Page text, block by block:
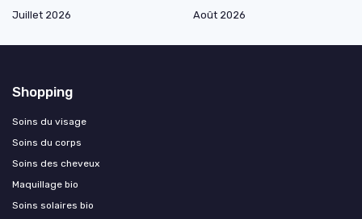
Juillet 2026
Août 2026
Shopping
Soins du visage
Soins du corps
Soins des cheveux
Maquillage bio
Soins solaires bio